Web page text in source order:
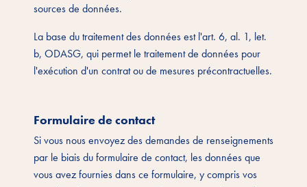
sources de données.
La base du traitement des données est l'art. 6, al. 1, let.
b, ODASG, qui permet le traitement de données pour
l'exécution d'un contrat ou de mesures précontractuelles.
Formulaire de contact
Si vous nous envoyez des demandes de renseignements
par le biais du formulaire de contact, les données que
vous avez fournies dans ce formulaire, y compris vos